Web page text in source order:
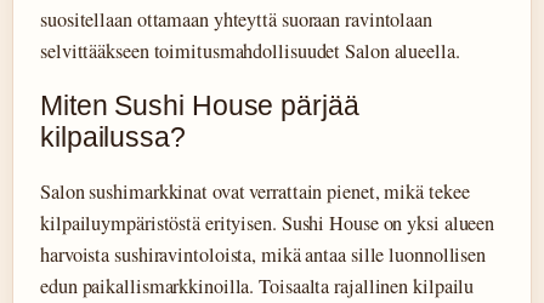
suositellaan ottamaan yhteyttä suoraan ravintolaan
selvittääkseen toimitusmahdollisuudet Salon alueella.
Miten Sushi House pärjää
kilpailussa?
Salon sushimarkkinat ovat verrattain pienet, mikä tekee
kilpailuympäristöstä erityisen. Sushi House on yksi alueen
harvoista sushiravintoloista, mikä antaa sille luonnollisen
edun paikallismarkkinoilla. Toisaalta rajallinen kilpailu